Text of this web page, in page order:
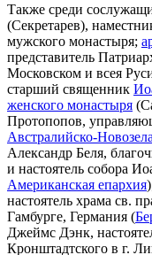
Также среди
(Секретарев),
мужского монастыря;
представитель
Московском и всея
старший священник
женского монастыря
Протопопов,
Австралийско-
Александр Беля,
и настоятель собора
Американская епархия
настоятель храма св.
Гамбурге, Германия (
Джеймс Дэнк,
Кронштадтского в г.